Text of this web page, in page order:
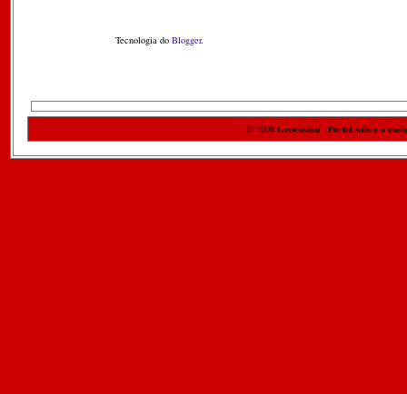
Tecnologia do Blogger.
© 2008 Geoensino - Portal sobre o